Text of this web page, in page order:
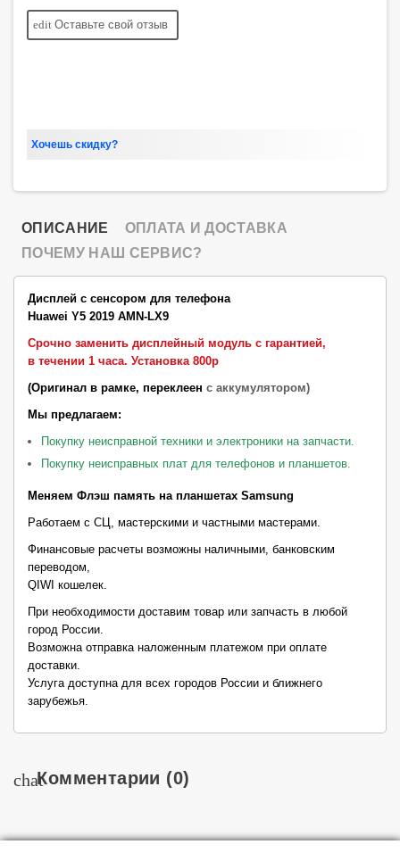
edit Оставьте свой отзыв
Хочешь скидку?
ОПИСАНИЕ
ОПЛАТА И ДОСТАВКА
ПОЧЕМУ НАШ СЕРВИС?
Дисплей с сенсором для телефона
Huawei Y5 2019 AMN-LX9
Срочно заменить дисплейный модуль с гарантией,
в течении 1 часа. Установка 800р
(Оригинал в рамке, переклеен с аккумулятором)
Мы предлагаем:
Покупку неисправной техники и электроники на запчасти.
Покупку неисправных плат для телефонов и планшетов.
Меняем Флэш память на планшетах Samsung
Работаем с СЦ, мастерскими и частными мастерами.
Финансовые расчеты возможны наличными, банковским
переводом,
QIWI кошелек.
При необходимости доставим товар или запчасть в любой
город России.
Возможна отправка наложенным платежом при оплате
доставки.
Услуга доступна для всех городов России и ближнего
зарубежья.
chatКомментарии (0)